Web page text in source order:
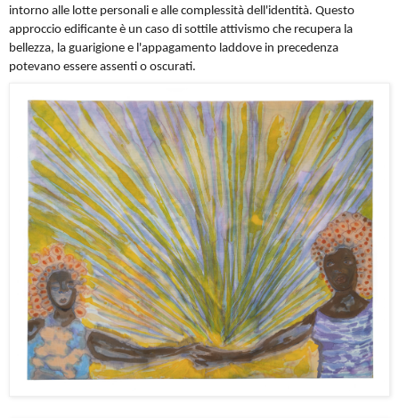
intorno alle lotte personali e alle complessità dell'identità. Questo
approccio edificante è un caso di sottile attivismo che recupera la
bellezza, la guarigione e l'appagamento laddove in precedenza
potevano essere assenti o oscurati.